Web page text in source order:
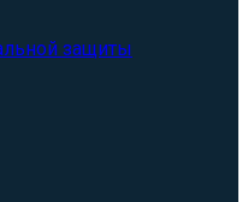
защиты